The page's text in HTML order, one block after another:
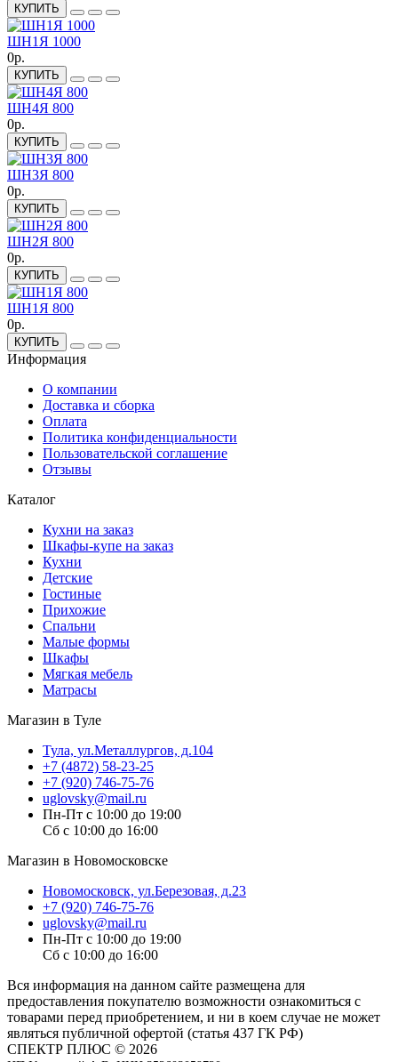
КУПИТЬ
ШН1Я 1000
0р.
КУПИТЬ
ШН4Я 800
0р.
КУПИТЬ
ШН3Я 800
0р.
КУПИТЬ
ШН2Я 800
0р.
КУПИТЬ
ШН1Я 800
0р.
КУПИТЬ
Информация
О компании
Доставка и сборка
Оплата
Политика конфиденциальности
Пользовательской соглашение
Отзывы
Каталог
Кухни на заказ
Шкафы-купе на заказ
Кухни
Детские
Гостиные
Прихожие
Спальни
Малые формы
Шкафы
Мягкая мебель
Матрасы
Магазин в Туле
Тула, ул.Металлургов, д.104
+7 (4872) 58-23-25
+7 (920) 746-75-76
uglovsky@mail.ru
Пн-Пт с 10:00 до 19:00
Сб с 10:00 до 16:00
Магазин в Новомосковске
Новомосковск, ул.Березовая, д.23
+7 (920) 746-75-76
uglovsky@mail.ru
Пн-Пт с 10:00 до 19:00
Сб с 10:00 до 16:00
Вся информация на данном сайте размещена для
предоставления покупателю возможности ознакомиться с
товарами перед приобретением, и ни в коем случае не может
являться публичной офертой (статья 437 ГК РФ)
СПЕКТР ПЛЮС © 2026